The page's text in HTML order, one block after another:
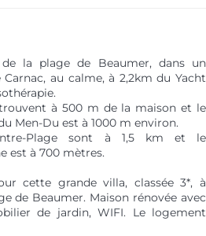
la plage de Beaumer, dans un
au calme, à 2,2km du Yacht
à 500 m de la maison et le
Men-Du est à 1000 m environ.
Plage sont à 1,5 km et le
est à 700 mètres.
cette grande villa, classée 3*, à
de Beaumer. Maison rénovée avec
de jardin, WIFI. Le logement